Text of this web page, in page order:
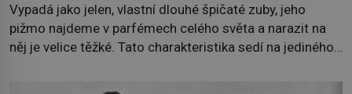
Vypadá jako jelen, vlastní dlouhé špičaté zuby, jeho
pižmo najdeme v parfémech celého světa a narazit na
něj je velice těžké. Tato charakteristika sedí na jediného